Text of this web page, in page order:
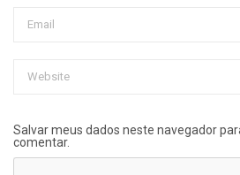
Salvar meus dados neste navegador
comentar.